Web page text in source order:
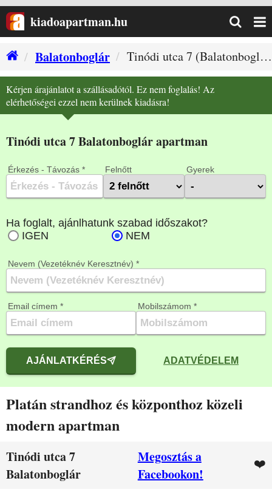
kiadoapartman.hu
Balatonboglár
Tinódi utca 7 (Balatonboglár szállás)
Kérjen árajánlatot a szállásadótól. Ez nem foglalás! Az
elérhetőségei ezzel nem kerülnek kiadásra!
Tinódi utca 7 Balatonboglár apartman
Érkezés - Távozás * Felnőtt Gyerek
Nevem (Vezetéknév Keresztnév) *
Email címem * Mobilszámom *
AJÁNLATKÉRÉS ADATVÉDELEM
Platán strandhoz és központhoz közeli
modern apartman
Tinódi utca 7
Balatonboglár
Megosztás a
Facebookon!
❤️